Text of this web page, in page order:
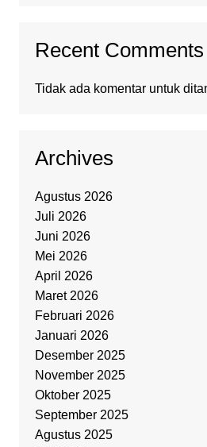
Recent Comments
Tidak ada komentar untuk
Archives
Agustus 2026
Juli 2026
Juni 2026
Mei 2026
April 2026
Maret 2026
Februari 2026
Januari 2026
Desember 2025
November 2025
Oktober 2025
September 2025
Agustus 2025